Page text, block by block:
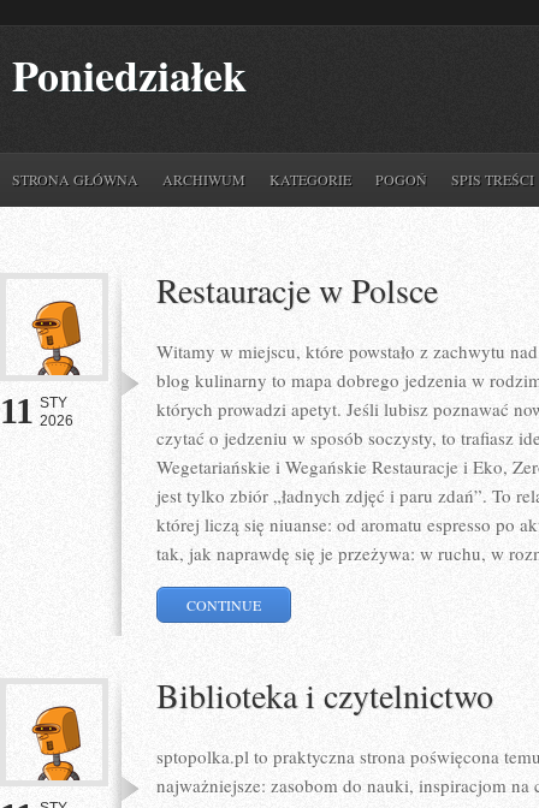
Poniedziałek
STRONA GŁÓWNA ARCHIWUM KATEGORIE POGOŃ SPIS TREŚCI
11 STY
2026
Restauracje w Polsce
Witamy w miejscu, które powstało z zachwytu
blog kulinarny to mapa dobrego jedzenia w
których prowadzi apetyt. Jeśli lubisz poznawać
czytać o jedzeniu w sposób soczysty, to trafiasz
Wegetariańskie i Wegańskie Restauracje i Eko,
jest tylko zbiór „ładnych zdjęć i paru zdań”. To
której liczą się niuanse: od aromatu espresso po
tak, jak naprawdę się je przeżywa: w ruchu, w
CONTINUE
Biblioteka i czytelnictwo
sptopolka.pl to praktyczna strona poświęcona
najważniejsze: zasobom do nauki, inspiracjom na